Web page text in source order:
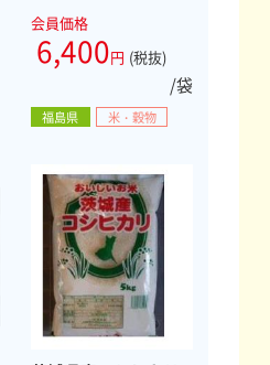
会員価格
6,400円 (税抜)
/袋
福島県 米・穀物